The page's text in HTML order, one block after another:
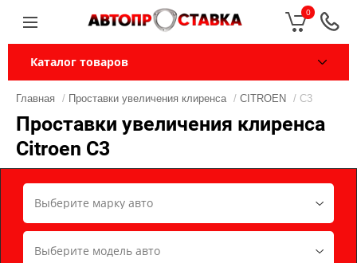
0
Каталог товаров
Главная / Проставки увеличения клиренса / CITROEN / C3
Проставки увеличения клиренса
Citroen C3